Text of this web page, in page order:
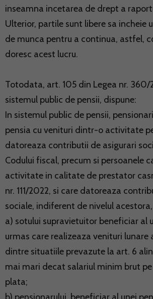
inseamna incetarea de drept a
Ulterior, partile sunt libere sa incheie
de munca pentru a continua, astfel,
doresc acest lucru.
Totodata, art. 105 din Legea nr. 360/
sistemul public de pensii, dispune:
In sistemul public de pensii,
pensia cu venituri dintr-o activitate
datoreaza contributii de asigurari
Codului fiscal, precum si persoanele
activitate in calitate de prestator
nr. 111/2022, si care datoreaza
sociale, indiferent de nivelul
a) sotului supravietuitor beneficiar al
urmas care realizeaza venituri lunare
dintre situatiile prevazute la art. 6
mai mari decat salariul minim brut
plata;